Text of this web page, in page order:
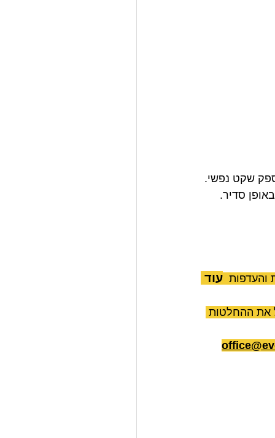
שקט נפשי.
סדיר.
והעדפות עוד
את ההחלטות